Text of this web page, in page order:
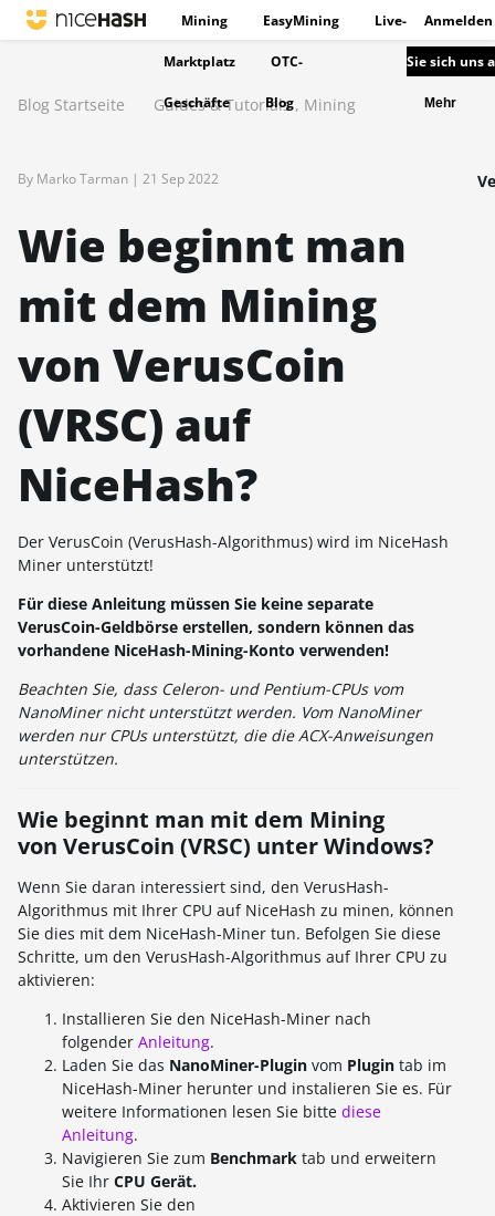
Mining EasyMining Live-
Marktplatz OTC-
Geschäfte Blog
Anmelden
Sie sich uns
Mehr
Blog Startseite Guides & Tutorials , Mining
By Marko Tarman | 21 Sep 2022
Wie beginnt man
mit dem Mining
von VerusCoin
(VRSC) auf
NiceHash?
Der VerusCoin (VerusHash-Algorithmus) wird im NiceHash
Miner unterstützt!
Für diese Anleitung müssen Sie keine separate
VerusCoin-Geldbörse erstellen, sondern können das
vorhandene NiceHash-Mining-Konto verwenden!
Beachten Sie, dass Celeron- und Pentium-CPUs vom
NanoMiner nicht unterstützt werden. Vom NanoMiner
werden nur CPUs unterstützt, die die ACX-Anweisungen
unterstützen.
Wie beginnt man mit dem Mining
von VerusCoin (VRSC) unter Windows?
Wenn Sie daran interessiert sind, den VerusHash-
Algorithmus mit Ihrer CPU auf NiceHash zu minen, können
Sie dies mit dem NiceHash-Miner tun. Befolgen Sie diese
Schritte, um den VerusHash-Algorithmus auf Ihrer CPU zu
aktivieren:
Installieren Sie den NiceHash-Miner nach
folgender Anleitung.
Laden Sie das NanoMiner-Plugin vom Plugin tab im
NiceHash-Miner herunter und instalieren Sie es. Für
weitere Informationen lesen Sie bitte diese
Anleitung.
Navigieren Sie zum Benchmark tab und erweitern
Sie Ihr CPU Gerät.
Aktivieren Sie den